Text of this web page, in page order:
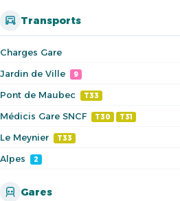
Transports
Charges Gare
Jardin de Ville 9
Pont de Maubec T33
Médicis Gare SNCF T30 T31
Le Meynier T33
Alpes 2
Gares